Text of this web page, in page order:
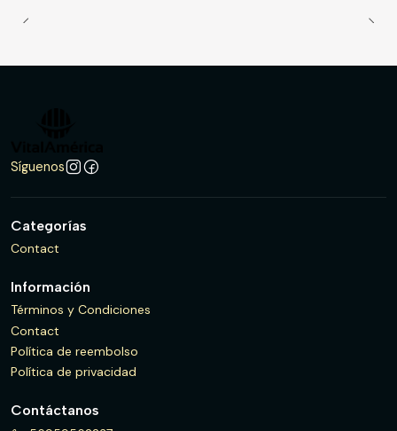
Síguenos
Categorías
Contact
Información
Términos y Condiciones
Contact
Política de reembolso
Política de privacidad
Contáctanos